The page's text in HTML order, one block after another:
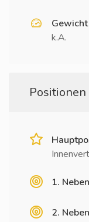
k.A.
Positionen
1.
2.